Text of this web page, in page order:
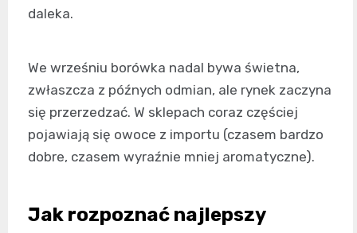
daleka.
We wrześniu borówka nadal bywa świetna,
zwłaszcza z późnych odmian, ale rynek zaczyna
się przerzedzać. W sklepach coraz częściej
pojawiają się owoce z importu (czasem bardzo
dobre, czasem wyraźnie mniej aromatyczne).
Jak rozpoznać najlepszy